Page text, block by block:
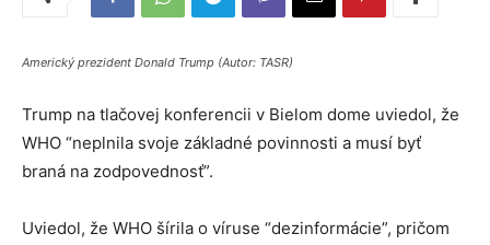
Americký prezident Donald Trump (Autor: TASR)
Trump na tlačovej konferencii v Bielom dome uviedol, že
WHO “neplnila svoje základné povinnosti a musí byť
braná na zodpovednosť”.
Uviedol, že WHO šírila o víruse “dezinformácie”, pričom